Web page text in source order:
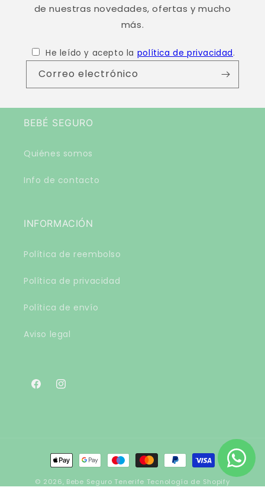
de nuestras novedades, ofertas y mucho
más.
He leído y acepto la política de privacidad.
Correo electrónico
BEBÉ SEGURO
Quiénes somos
Info de contacto
INFORMACIÓN
Política de reembolso
Política de privacidad
Política de envío
Aviso legal
FacebookInstagram
Formas
de
pago
© 2026, Bebe Seguro Tenerife Tecnología de Shopify